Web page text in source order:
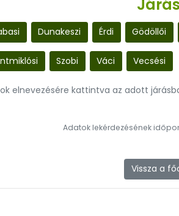
Dunakeszi Érdi Gödöllői
Szobi Váci Vecsési
elnevezésére kattintva az adott
Adatok lekérdezésének
Vissza a